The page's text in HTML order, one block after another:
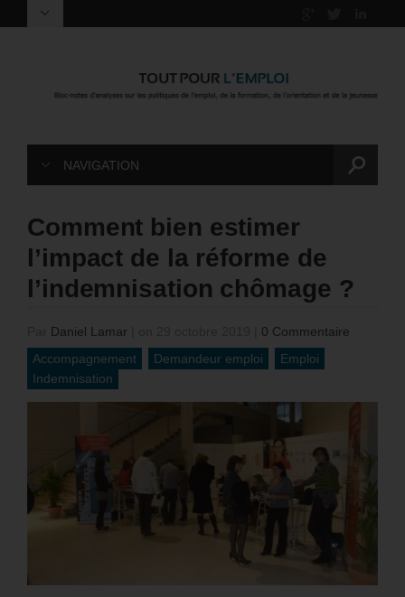
NAVIGATION
Comment bien estimer
l’impact de la réforme de
l’indemnisation chômage ?
Daniel Lamar
0 Commentaire
Accompagnement
Demandeur emploi
Emploi
Indemnisation